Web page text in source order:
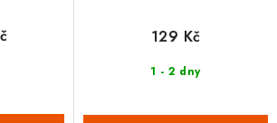
1 - 2 dny
129 Kč